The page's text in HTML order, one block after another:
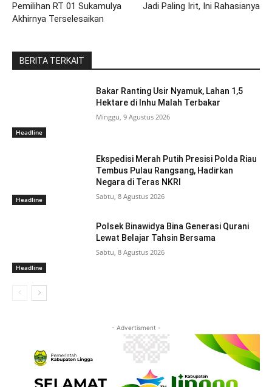
Pemilihan RT 01 Sukamulya
Akhirnya Terselesaikan
Jadi Paling Irit, Ini Rahasianya
BERITA TERKAIT
Headline
Bakar Ranting Usir Nyamuk, Lahan 1,5
Hektare di Inhu Malah Terbakar
Minggu, 9 Agustus 2026
Headline
Ekspedisi Merah Putih Presisi Polda Riau
Tembus Pulau Rangsang, Hadirkan
Negara di Teras NKRI
Sabtu, 8 Agustus 2026
Headline
Polsek Binawidya Bina Generasi Qurani
Lewat Belajar Tahsin Bersama
Sabtu, 8 Agustus 2026
- Advertisment -